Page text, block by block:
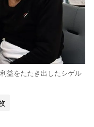
益をたたき出したシゲル